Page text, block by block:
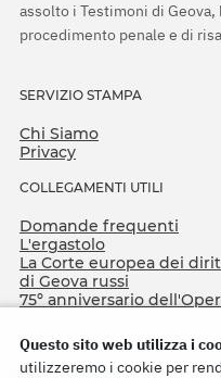
assolto i Testimoni di
procedimento penale e di
SERVIZIO STAMPA
Chi Siamo
Privacy
COLLEGAMENTI UTILI
Domande frequenti
L'ergastolo
La Corte europea dei
di Geova russi
75º anniversario
Questo sito web utilizza i
utilizzeremo i cookie per